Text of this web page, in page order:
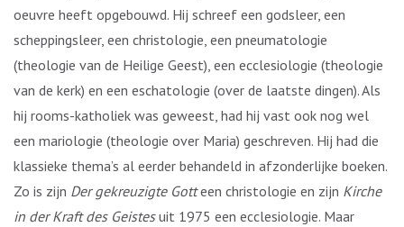
oeuvre heeft opgebouwd. Hij schreef een godsleer, een
scheppingsleer, een christologie, een pneumatologie
(theologie van de Heilige Geest), een ecclesiologie (theologie
van de kerk) en een eschatologie (over de laatste dingen). Als
hij rooms-katholiek was geweest, had hij vast ook nog wel
een mariologie (theologie over Maria) geschreven. Hij had die
klassieke thema’s al eerder behandeld in afzonderlijke boeken.
Zo is zijn Der gekreuzigte Gotteen christologie en zijn Kirche
in der Kraft des Geistesuit 1975 een ecclesiologie. Maar